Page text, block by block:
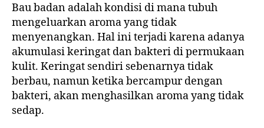
Bau badan adalah kondisi di mana tubuh
mengeluarkan aroma yang tidak
menyenangkan. Hal ini terjadi karena adanya
akumulasi keringat dan bakteri di permukaan
kulit. Keringat sendiri sebenarnya tidak
berbau, namun ketika bercampur dengan
bakteri, akan menghasilkan aroma yang tidak
sedap.